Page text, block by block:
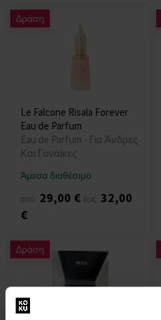
Δράση
Le Falcone Risala Forever
Eau de Parfum
Eau de Parfum - Για Άνδρες
Και Γυναίκες
Άμεσα διαθέσιμο
από 29,00 € έως 32,00
€
Δράση